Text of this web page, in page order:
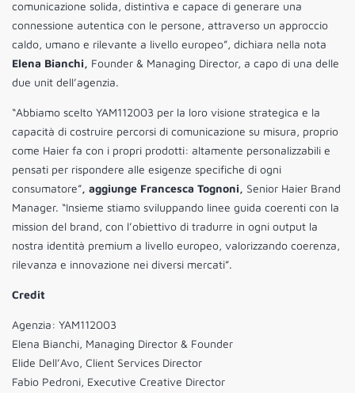
comunicazione solida, distintiva e capace di generare una
connessione autentica con le persone, attraverso un approccio
caldo, umano e rilevante a livello europeo”, dichiara nella nota
Elena Bianchi, Founder & Managing Director, a capo di una delle
due unit dell’agenzia.
“Abbiamo scelto YAM112003 per la loro visione strategica e la
capacità di costruire percorsi di comunicazione su misura, proprio
come Haier fa con i propri prodotti: altamente personalizzabili e
pensati per rispondere alle esigenze specifiche di ogni
consumatore”, aggiunge Francesca Tognoni, Senior Haier Brand
Manager. “Insieme stiamo sviluppando linee guida coerenti con la
mission del brand, con l’obiettivo di tradurre in ogni output la
nostra identità premium a livello europeo, valorizzando coerenza,
rilevanza e innovazione nei diversi mercati”.
Credit
Agenzia: YAM112003
Elena Bianchi, Managing Director & Founder
Elide Dell’Avo, Client Services Director
Fabio Pedroni, Executive Creative Director